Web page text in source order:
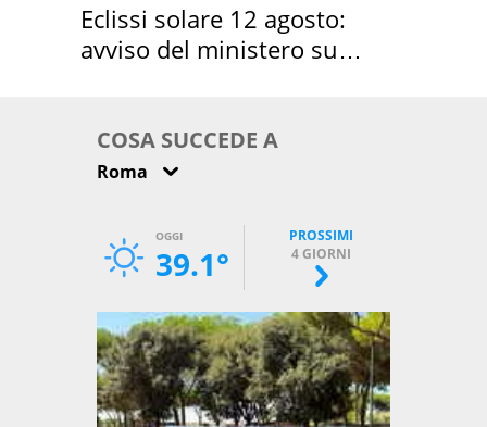
Eclissi solare 12 agosto:
avviso del ministero su